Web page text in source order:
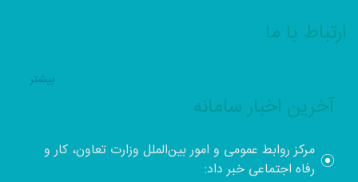
ارتباط با ما
بيشتر
آخرین اخبار سامانه
مرکز روابط عمومی و امور بین‌الملل وزارت تعاون، کار و
رفاه اجتماعی خبر داد: